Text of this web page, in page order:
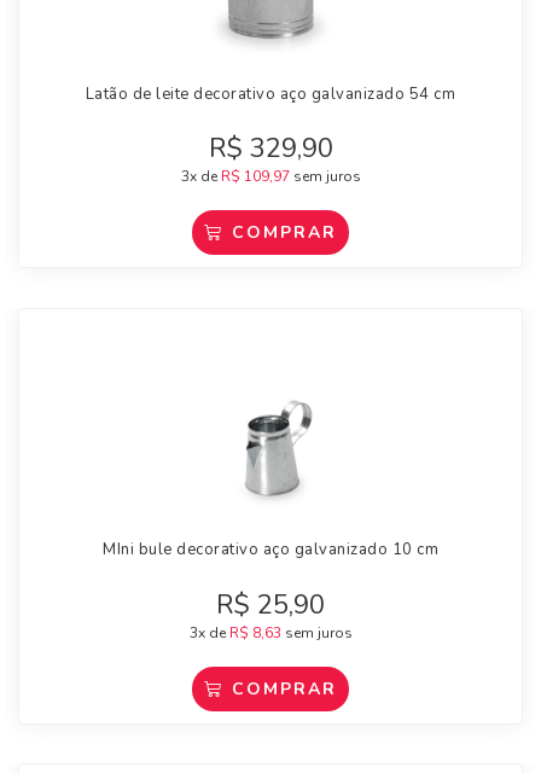
Latão de leite decorativo aço galvanizado 54 cm
R$ 329,90
3x de R$ 109,97sem juros
COMPRAR
MIni bule decorativo aço galvanizado 10 cm
R$ 25,90
3x de R$ 8,63 sem juros
COMPRAR